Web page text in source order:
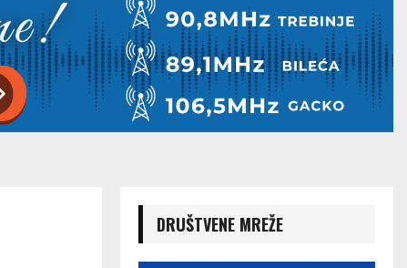
DRUŠTVENE MREŽE